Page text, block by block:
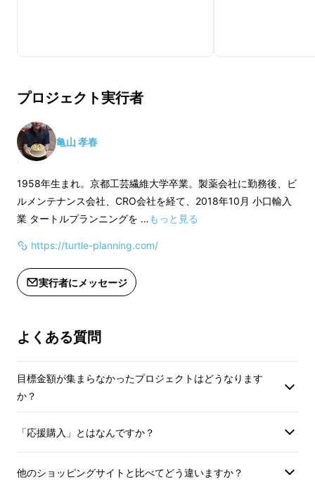
プロジェクト詳細
このサイクルハンガーは、壁に取り付け、自転
けです。
小さなスペースに
プロジェクト実行者
亀山 孝春
1958年生まれ。京都工芸繊維大学卒業。製薬会社に勤務後、ビ
ルメンテナンス会社、CRO会社を経て、2018年10月 小口輸入
業 タートルプランニングを …もっと見る
https://turtle-planning.com/
実行者にメッセージ
よくある質問
目標金額が集まらなかったプロジェクトはどうなります
か？
「応援購入」とはなんですか？
他のショッピングサイトと比べてどう違いますか？